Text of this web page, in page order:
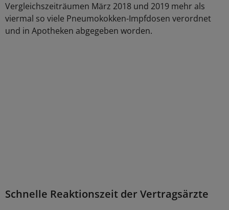
Vergleichszeiträumen März 2018 und 2019 mehr als
viermal so viele Pneumokokken-Impfdosen verordnet
und in Apotheken abgegeben worden.
Schnelle Reaktionszeit der Vertragsärzte